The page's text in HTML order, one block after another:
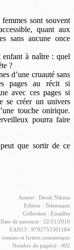
sont souvent
quant aux
sans aucune once
à naître : quel
?
d’une cruauté sans
pages au récit si
avec ces pages si
se créer un univers
touche onirique.
pourra faire
que sortir de ce
Auteur : Derek Nikitas
Editeur : Telemaque
Collection : Entailles
Date de parution : 22/11/2010
EAN13 : 9782753301184
romans et fiction romanesque
Nombre de page(s) : 402